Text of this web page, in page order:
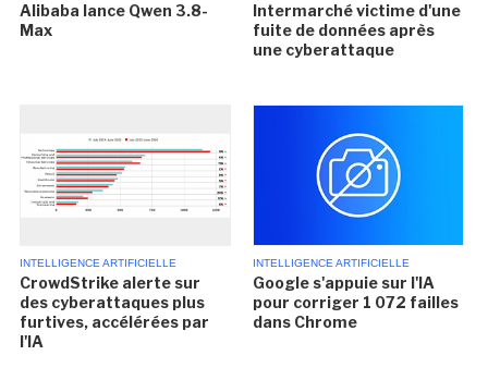
Alibaba lance Qwen 3.8-
Max
Intermarché victime d'une
fuite de données après
une cyberattaque
INTELLIGENCE ARTIFICIELLE
CrowdStrike alerte sur
des cyberattaques plus
furtives, accélérées par
l'IA
INTELLIGENCE ARTIFICIELLE
Google s'appuie sur l'IA
pour corriger 1 072 failles
dans Chrome